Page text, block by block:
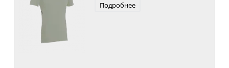
Подробнее